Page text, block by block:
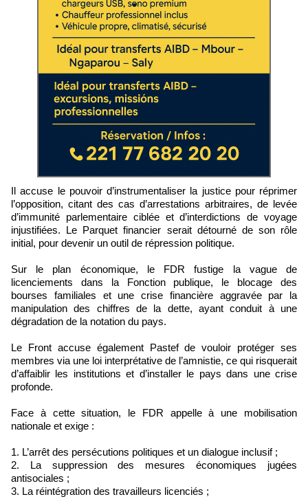
Il accuse le pouvoir d’instrumentaliser la justice pour réprimer
l’opposition, citant des cas d’arrestations arbitraires, de levée
d’immunité parlementaire ciblée et d’interdictions de voyage
injustifiées. Le Parquet financier serait détourné de son rôle
initial, pour devenir un outil de répression politique.
Sur le plan économique, le FDR fustige la vague de
licenciements dans la Fonction publique, le blocage des
bourses familiales et une crise financière aggravée par la
manipulation des chiffres de la dette, ayant conduit à une
dégradation de la notation du pays.
Le Front accuse également Pastef de vouloir protéger ses
membres via une loi interprétative de l’amnistie, ce qui risquerait
d’affaiblir les institutions et d’installer le pays dans une crise
profonde.
Face à cette situation, le FDR appelle à une mobilisation
nationale et exige :
1. L’arrêt des persécutions politiques et un dialogue inclusif ;
2. La suppression des mesures économiques jugées
antisociales ;
3. La réintégration des travailleurs licenciés ;